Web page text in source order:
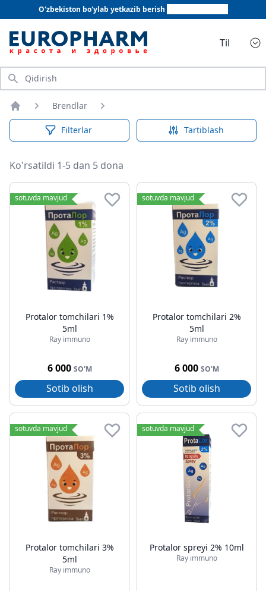
O'zbekiston bo'ylab yetkazib berish
Til
Qidirish
Bosh sahifa
Brendlar
Filterlar Tartiblash
Ko'rsatildi 1-5 dan 5 dona
sotuvda mavjud
Protalor tomchilari 1%
5ml
Ray immuno
6 000 SO'M
Sotib olish
sotuvda mavjud
Protalor tomchilari 2%
5ml
Ray immuno
6 000 SO'M
Sotib olish
sotuvda mavjud
Protalor tomchilari 3%
5ml
Ray immuno
sotuvda mavjud
Protalor spreyi 2% 10ml
Ray immuno